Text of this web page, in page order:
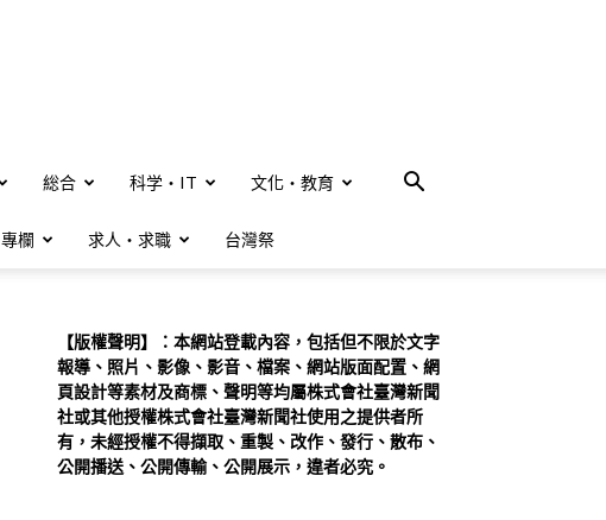
総合 科学・IT 文化・教育
專欄 求人・求職 台灣祭
【版權聲明】：本網站登載內容，包括但不限於文字
報導、照片、影像、影音、檔案、網站版面配置、網
頁設計等素材及商標、聲明等均屬株式會社臺灣新聞
社或其他授權株式會社臺灣新聞社使用之提供者所
有，未經授權不得擷取、重製、改作、發行、散布、
公開播送、公開傳輸、公開展示，違者必究。